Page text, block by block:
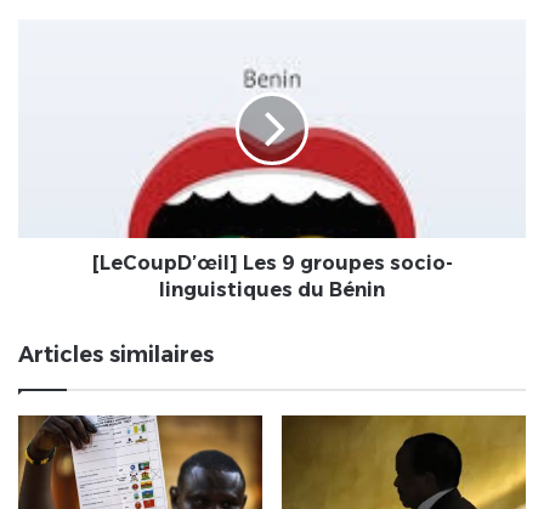
[LeCoupD’œil] Les 9 groupes socio-
linguistiques du Bénin
Articles similaires